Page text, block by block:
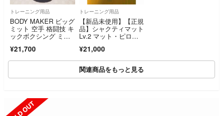
トレーニング用品
BODY MAKER ビッグ
ミット 空手 格闘技 キ
ックボクシング ミッ
型ミット
¥21,700
トレーニング用品
【新品未使用】【正規
品】シャクティマット
Lv.2 マット・ピロー
¥21,000
関連商品をもっと見る